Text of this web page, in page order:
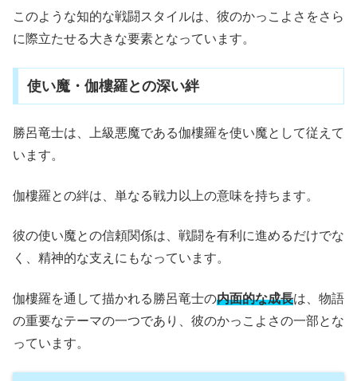
このような知的な戦闘スタイルは、彼のかっこよさをさら
に際立たせる大きな要素となっています。
使い魔・伽樓羅との深い絆
勝呂竜士は、上級悪魔である伽樓羅を使い魔として従えて
います。
伽樓羅との絆は、単なる戦力以上の意味を持ちます。
彼の使い魔との信頼関係は、戦闘を有利に進めるだけでな
く、精神的な支えにもなっています。
伽樓羅を通して描かれる勝呂竜士の内面的な成長は、物語
の重要なテーマの一つであり、彼のかっこよさの一部とな
っています。